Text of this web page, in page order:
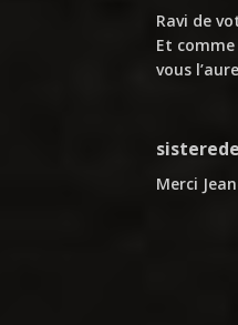
Ravi de
Et
vous
Merci